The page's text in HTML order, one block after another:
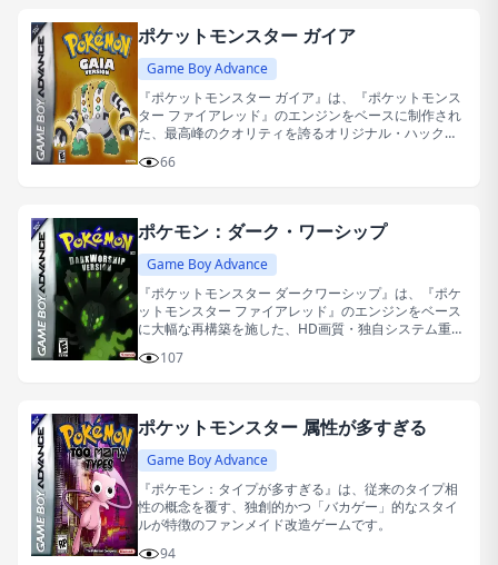
ポケットモンスター ガイア
Game Boy Advance
『ポケットモンスター ガイア』は、『ポケットモンス
ター ファイアレッド』のエンジンをベースに制作され
た、最高峰のクオリティを誇るオリジナル・ハックロ
66
ポケモン：ダーク・ワーシップ
Game Boy Advance
『ポケットモンスター ダークワーシップ』は、『ポケ
ットモンスター ファイアレッド』のエンジンをベース
に大幅な再構築を施した、HD画質・独自システム重視
107
ポケットモンスター 属性が多すぎる
Game Boy Advance
『ポケモン：タイプが多すぎる』は、従来のタイプ相
性の概念を覆す、独創的かつ「バカゲー」的なスタイ
ルが特徴のファンメイド改造ゲームです。
94